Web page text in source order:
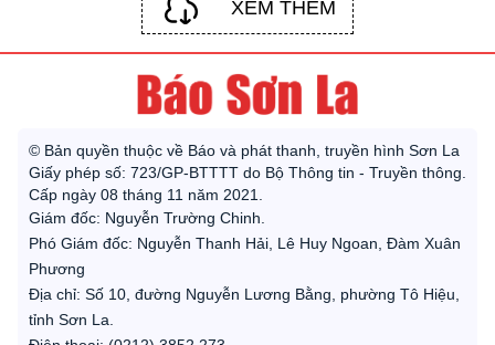
XEM THÊM
© Bản quyền thuộc về Báo và phát thanh, truyền hình Sơn La
Giấy phép số: 723/GP-BTTTT do Bộ Thông tin - Truyền thông.
Cấp ngày 08 tháng 11 năm 2021.
Giám đốc: Nguyễn Trường Chinh.
Phó Giám đốc: Nguyễn Thanh Hải, Lê Huy Ngoan, Đàm Xuân
Phương
Địa chỉ: Số 10, đường Nguyễn Lương Bằng, phường Tô Hiệu,
tỉnh Sơn La.